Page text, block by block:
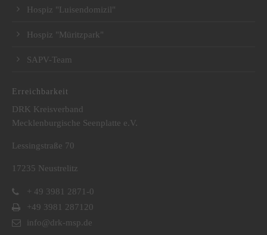
Hospiz "Luisendomizil"
Hospiz "Müritzpark"
SAPV-Team
Erreichbarkeit
DRK Kreisverband
Mecklenburgische Seenplatte e.V.
Lessingstraße 70
17235 Neustrelitz
+ 49 3981 2871-0
+49 3981 287120
info@drk-msp.de